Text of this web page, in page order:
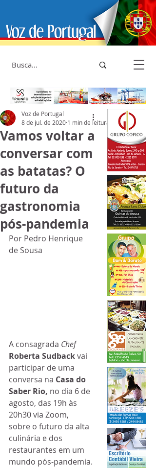
Vamos voltar a
conversar com
as batatas? O
futuro da
gastronomia
pós-pandemia
Voz de Portugal
8 de jul. de 2020 1 min de leitura
Por Pedro Henrique
de Sousa
A consagrada Chef
Roberta Sudback vai
participar de uma
conversa na Casa do
Saber Rio, no dia 6 de
agosto, das 19h às
20h30 via Zoom,
sobre o futuro da alta
culinária e dos
restaurantes em um
mundo pós-pandemia.